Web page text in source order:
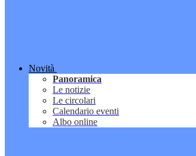
Novità
Panoramica
Le notizie
Le circolari
Calendario eventi
Albo online